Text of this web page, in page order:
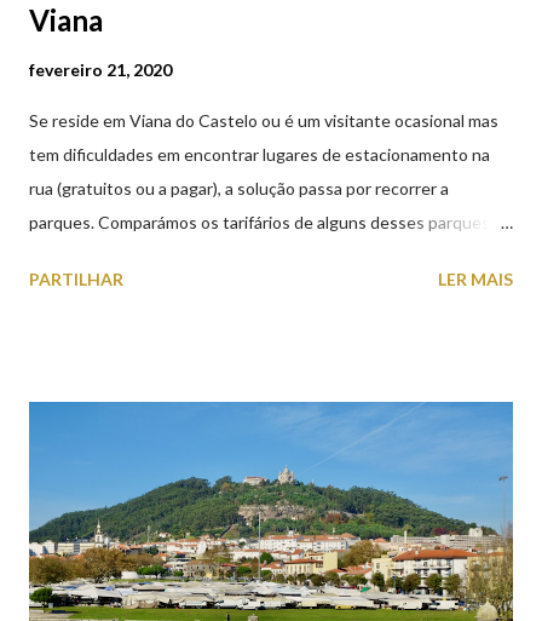
Viana
fevereiro 21, 2020
Se reside em Viana do Castelo ou é um visitante ocasional mas
tem dificuldades em encontrar lugares de estacionamento na
rua (gratuitos ou a pagar), a solução passa por recorrer a
parques. Comparámos os tarifários de alguns desses parques de
subterrâneos) perto do centro da cidade (entenda-se por
subterrâneos. O Parque da Estação Viana Shopping é grátis de
2ª a 5ª feira a partir das 20:00 (DIAS ÚTEIS)
PARTILHAR LER MAIS